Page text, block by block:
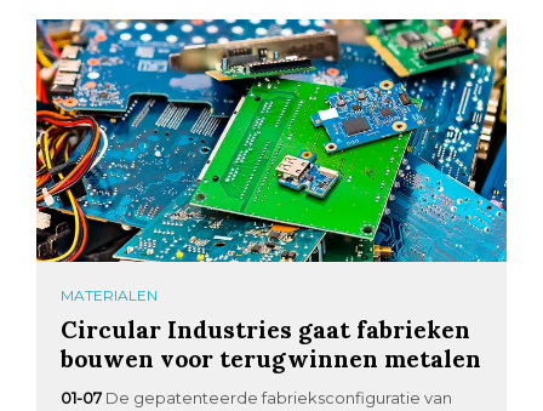
MATERIALEN
Circular Industries gaat fabrieken
bouwen voor terugwinnen metalen
01-07 De gepatenteerde fabrieksconfiguratie van